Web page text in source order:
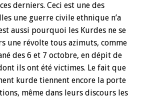
derniers. Ceci est une des
une guerre civile ethnique n’a
aussi pourquoi les Kurdes ne se
une révolte tous azimuts, comme
des 6 et 7 octobre, en dépit de
ils ont été victimes. Le fait que
kurde tiennent encore la porte
même dans leurs discours les